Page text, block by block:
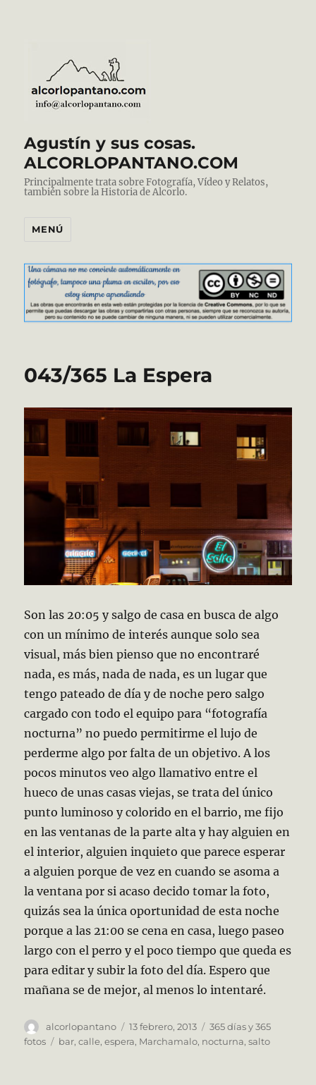
Agustín y sus cosas.
ALCORLOPANTANO.COM
Principalmente trata sobre Fotografía, Vídeo y Relatos,
también sobre la Historia de Alcorlo.
MENÚ
043/365 La Espera
Son las 20:05 y salgo de casa en busca de algo
con un mínimo de interés aunque solo sea
visual, más bien pienso que no encontraré
nada, es más, nada de nada, es un lugar que
tengo pateado de día y de noche pero salgo
cargado con todo el equipo para “fotografía
nocturna” no puedo permitirme el lujo de
perderme algo por falta de un objetivo. A los
pocos minutos veo algo llamativo entre el
hueco de unas casas viejas, se trata del único
punto luminoso y colorido en el barrio, me fijo
en las ventanas de la parte alta y hay alguien en
el interior, alguien inquieto que parece esperar
a alguien porque de vez en cuando se asoma a
la ventana por si acaso decido tomar la foto,
quizás sea la única oportunidad de esta noche
porque a las 21:00 se cena en casa, luego paseo
largo con el perro y el poco tiempo que queda es
para editar y subir la foto del día. Espero que
mañana se de mejor, al menos lo intentaré.
Autor
alcorlopantano
Publicado
el
13 febrero, 2013 Categorías
365 días y 365
fotos
Etiquetas
bar,calle,espera, Marchamalo, nocturna,salto